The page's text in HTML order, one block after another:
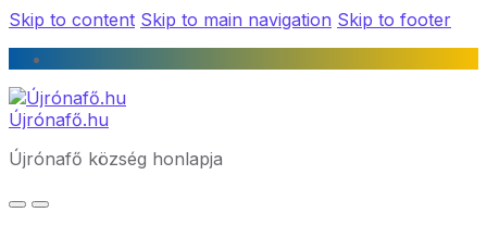
Skip to content Skip to main navigation Skip to footer
Újrónafő.hu
Újrónafő község honlapja